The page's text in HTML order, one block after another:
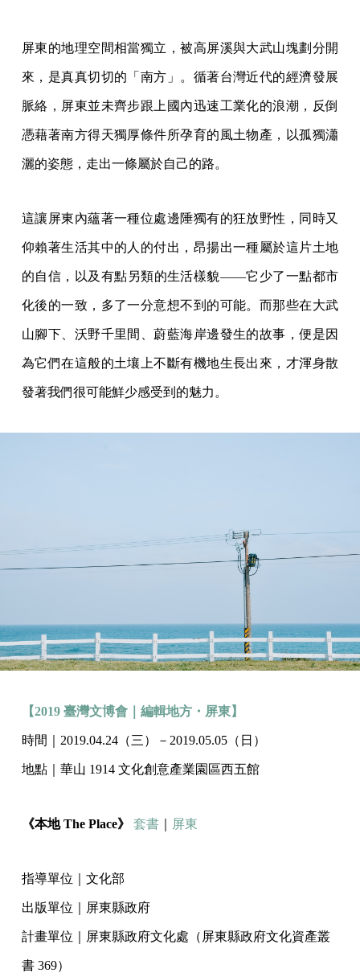
屏東的地理空間相當獨立，被高屏溪與大武山塊劃分開
來，是真真切切的「南方」。循著台灣近代的經濟發展
脈絡，屏東並未齊步跟上國內迅速工業化的浪潮，反倒
憑藉著南方得天獨厚條件所孕育的風土物產，以孤獨瀟
灑的姿態，走出一條屬於自己的路。
這讓屏東內蘊著一種位處邊陲獨有的狂放野性，同時又
仰賴著生活其中的人的付出，昂揚出一種屬於這片土地
的自信，以及有點另類的生活樣貌——它少了一點都市
化後的一致，多了一分意想不到的可能。而那些在大武
山腳下、沃野千里間、蔚藍海岸邊發生的故事，便是因
為它們在這般的土壤上不斷有機地生長出來，才渾身散
發著我們很可能鮮少感受到的魅力。
【2019 臺灣文博會｜編輯地方・屏東】
時間｜2019.04.24（三）－2019.05.05（日）
地點｜華山 1914 文化創意產業園區西五館
《本地 The Place》 套書 屏東
指導單位｜文化部
出版單位｜屏東縣政府
計畫單位｜屏東縣政府文化處（屏東縣政府文化資產叢
書 369）